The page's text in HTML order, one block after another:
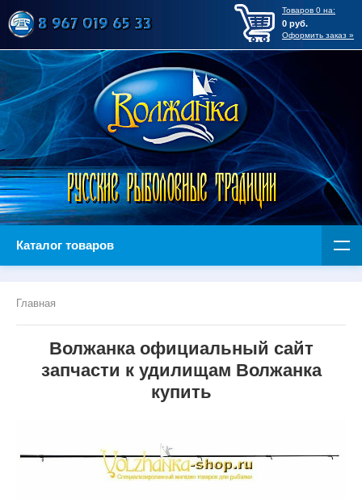
Товаров 0 на:
0 руб.
Оформить заказ »
Каталог товаров
Главная
Волжанка официальный сайт
запчасти к удилищам Волжанка
купить